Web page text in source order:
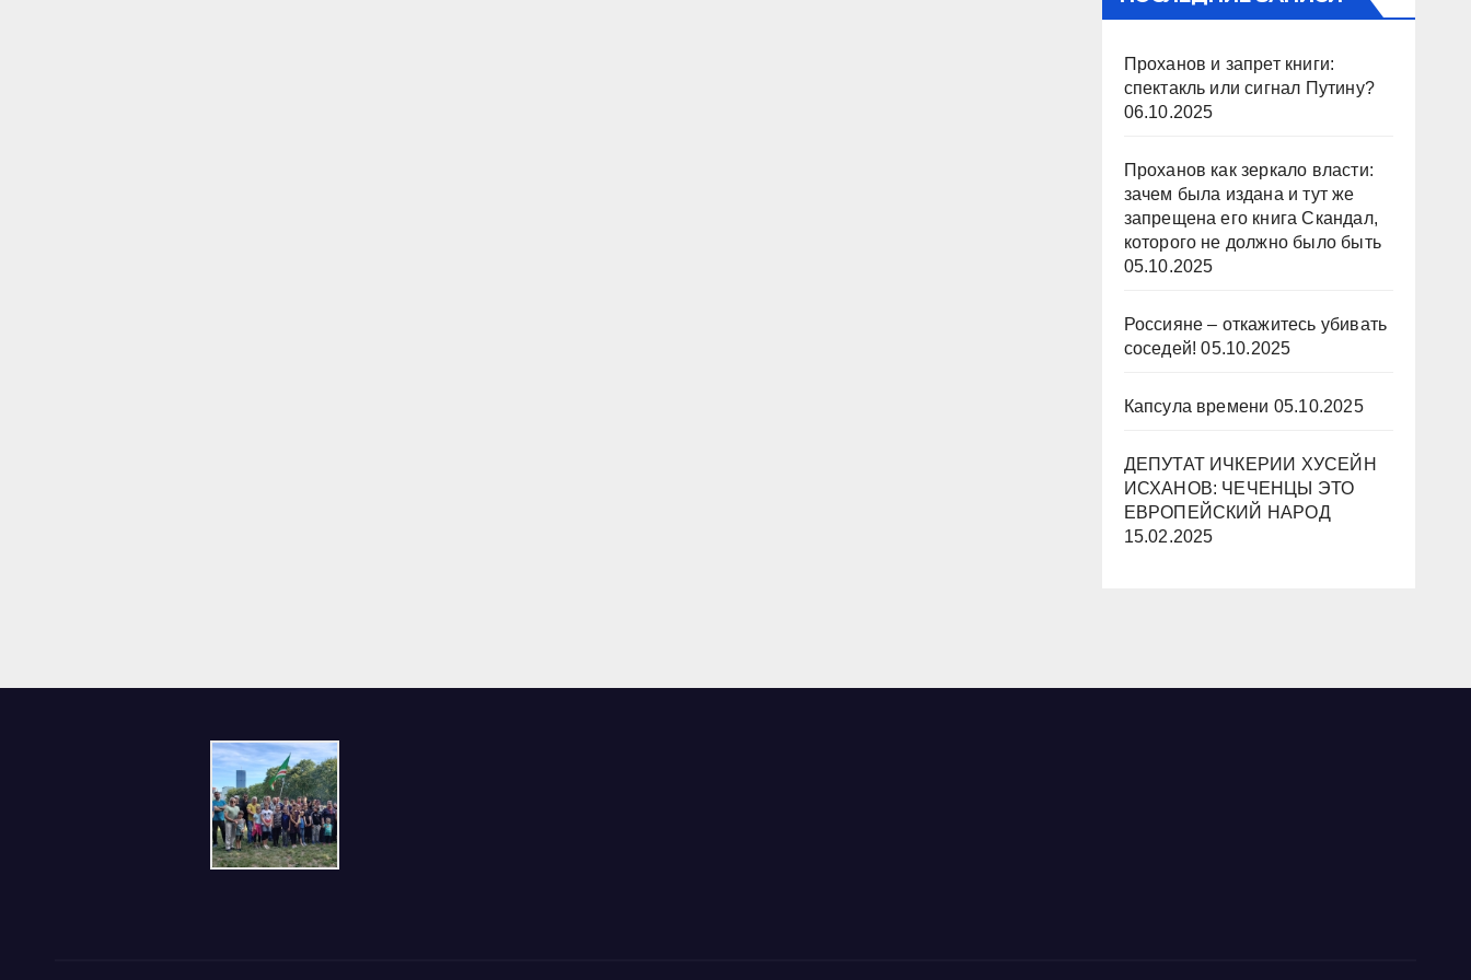
Проханов и запрет книги:
спектакль или сигнал Путину?
06.10.2025
Проханов как зеркало власти:
зачем была издана и тут же
запрещена его книга Скандал,
которого не должно было быть
05.10.2025
Россияне – откажитесь убивать
соседей! 05.10.2025
Капсула времени 05.10.2025
ДЕПУТАТ ИЧКЕРИИ ХУСЕЙН
ИСХАНОВ: ЧЕЧЕНЦЫ ЭТО
ЕВРОПЕЙСКИЙ НАРОД
15.02.2025